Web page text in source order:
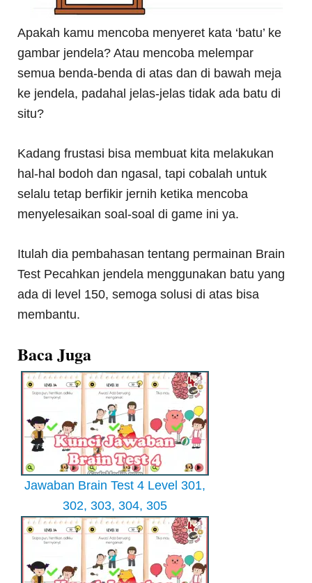
Apakah kamu mencoba menyeret kata ‘batu’ ke
gambar jendela? Atau mencoba melempar
semua benda-benda di atas dan di bawah meja
ke jendela, padahal jelas-jelas tidak ada batu di
situ?
Kadang frustasi bisa membuat kita melakukan
hal-hal bodoh dan ngasal, tapi cobalah untuk
selalu tetap berfikir jernih ketika mencoba
menyelesaikan soal-soal di game ini ya.
Itulah dia pembahasan tentang permainan Brain
Test Pecahkan jendela menggunakan batu yang
ada di level 150, semoga solusi di atas bisa
membantu.
Baca Juga
Jawaban Brain Test 4 Level 301,
302, 303, 304, 305